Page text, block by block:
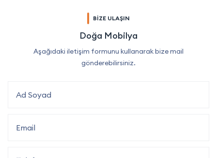
BİZE ULAŞIN
Doğa Mobilya
Aşağıdaki iletişim formunu kullanarak bize mail
gönderebilirsiniz.